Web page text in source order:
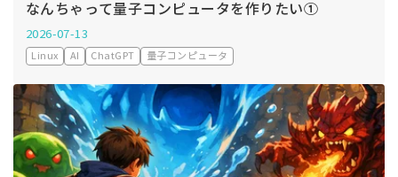
なんちゃって量子コンピュータを作りたい①
2026-07-13
Linux AI ChatGPT 量子コンピュータ